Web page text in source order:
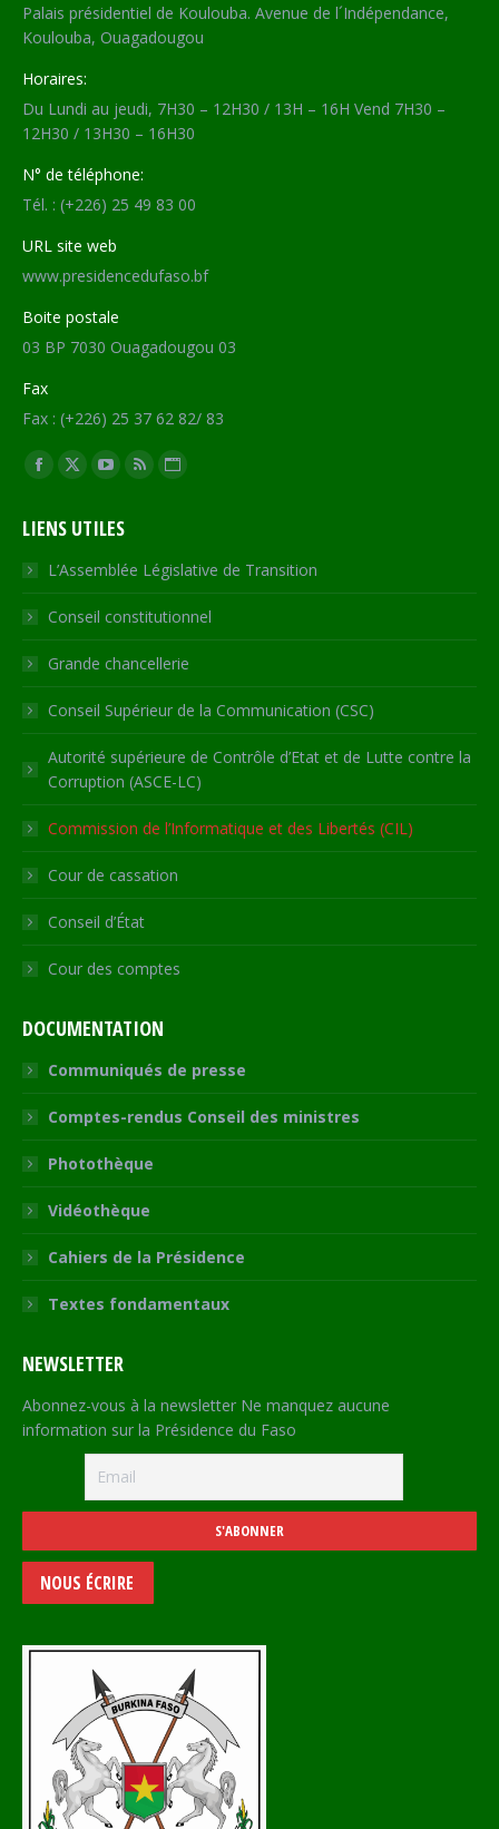
Palais présidentiel de Koulouba. Avenue de l´Indépendance,
Koulouba, Ouagadougou
Horaires:
Du Lundi au jeudi, 7H30 – 12H30 / 13H – 16H Vend 7H30 –
12H30 / 13H30 – 16H30
N° de téléphone:
Tél. : (+226) 25 49 83 00
URL site web
www.presidencedufaso.bf
Boite postale
03 BP 7030 Ouagadougou 03
Fax
Fax : (+226) 25 37 62 82/ 83
Trouvez nous sur :
Facebook
opens
in
new
window
X
opens
in
new
window
YouTube
opens
in
new
window
RSS
in
new
window
Site
opens
in
new
LIENS UTILES
L’Assemblée Législative de Transition
Conseil constitutionnel
Grande chancellerie
Conseil Supérieur de la Communication (CSC)
Autorité supérieure de Contrôle d’Etat et de Lutte contre la
Corruption (ASCE-LC)
Commission de l’Informatique et des Libertés (CIL)
Cour de cassation
Conseil d’État
Cour des comptes
DOCUMENTATION
Communiqués de presse
Comptes-rendus Conseil des ministres
Photothèque
Vidéothèque
Cahiers de la Présidence
Textes fondamentaux
NEWSLETTER
Abonnez-vous à la newsletter Ne manquez aucune
information sur la Présidence du Faso
NOUS ÉCRIRE